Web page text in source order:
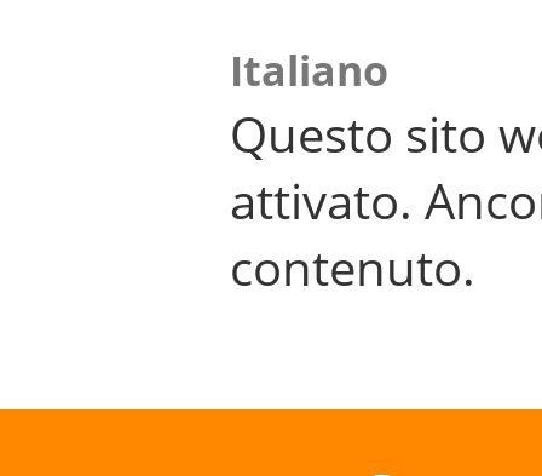
Italiano
Questo sito
attivato.
contenuto.